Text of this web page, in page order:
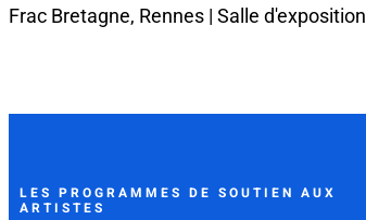
Frac Bretagne, Rennes | Salle d'exposition
LES PROGRAMMES DE SOUTIEN AUX
ARTISTES